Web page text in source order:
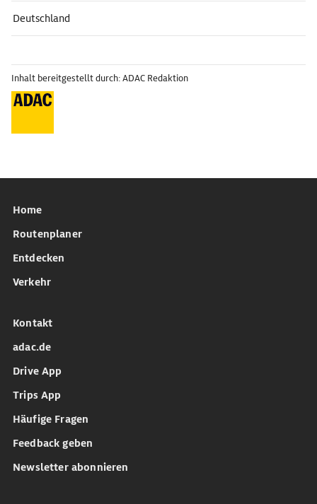
Deutschland
Inhalt bereitgestellt durch: ADAC Redaktion
Home
Routenplaner
Entdecken
Verkehr
Kontakt
adac.de
Drive App
Trips App
Häufige Fragen
Feedback geben
Newsletter abonnieren